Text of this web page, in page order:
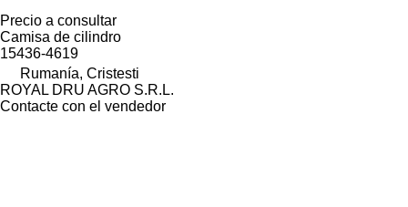
Precio a consultar
Camisa de cilindro
15436-4619
Rumanía, Cristesti
ROYAL DRU AGRO S.R.L.
Contacte con el vendedor